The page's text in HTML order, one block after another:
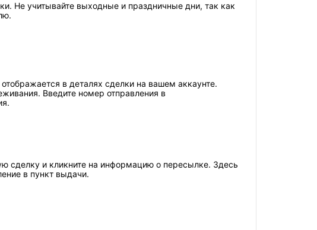
Не учитывайте выходные и праздничные дни, так как
в деталях сделки на вашем аккаунте.
Введите номер отправления в
сделку и кликните на информацию о пересылке. Здесь
в пункт выдачи.